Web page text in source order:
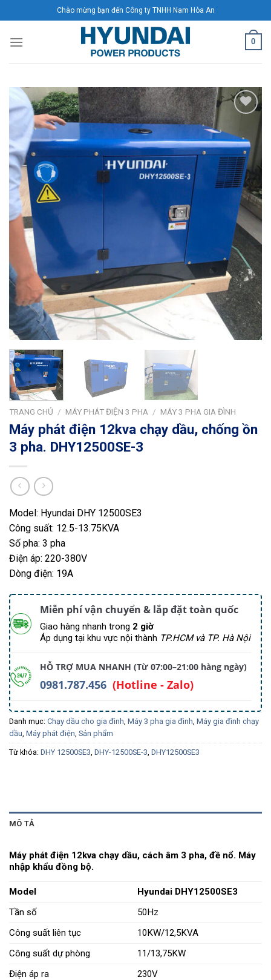
to
content
Chào mừng bạn đến Công ty TNHH Nam Hòa An
0
Wishlist
TRANG CHỦ / MÁY PHÁT ĐIỆN 3 PHA / MÁY 3 PHA GIA ĐÌNH
Máy phát điện 12kva chạy dầu, chống ồn
3 pha. DHY12500SE-3
Model: Hyundai DHY 12500SE3
Công suất: 12.5-13.75KVA
Số pha: 3 pha
Điện áp: 220-380V
Dòng điện: 19A
Miễn phí vận chuyển & lắp đặt toàn quốc
Giao hàng nhanh trong 2 giờ
Áp dụng tại khu vực nội thành TP.HCM và TP. Hà Nội
HỖ TRỢ MUA NHANH (Từ 07:00–21:00 hàng ngày)
0981.787.456 (Hotline - Zalo)
Danh mục: Chạy dầu cho gia đình, Máy 3 pha gia đình, Máy gia đình chạy
dầu, Máy phát điện, Sản phẩm
Từ khóa: DHY 12500SE3, DHY-12500SE-3, DHY12500SE3
MÔ TẢ
Máy phát điện 12kva chạy dầu, cách âm 3 pha, đề nổ. Máy
nhập khẩu đồng bộ.
Model
Hyundai DHY12500SE3
Tần số
50Hz
Công suất liên tục
10KW/12,5KVA
Công suất dự phòng
11/13,75KW
Điện áp ra
230V